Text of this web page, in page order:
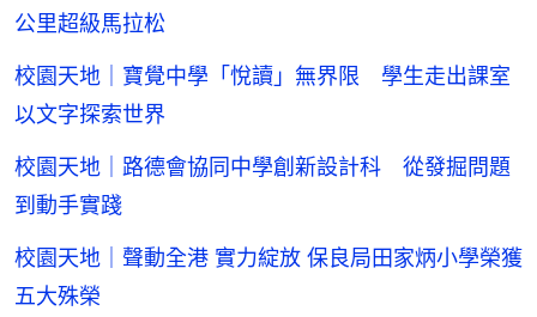
公里超級馬拉松
校園天地｜寶覺中學「悅讀」無界限 學生走出課室
以文字探索世界
校園天地｜路德會協同中學創新設計科 從發掘問題
到動手實踐
校園天地｜聲動全港 實力綻放 保良局田家炳小學榮獲
五大殊榮